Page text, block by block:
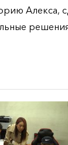
Алекса,